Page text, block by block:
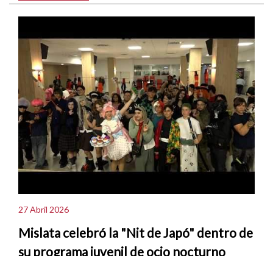
27 Abril 2026
Mislata celebró la "Nit de Japó" dentro de
su programa juvenil de ocio nocturno